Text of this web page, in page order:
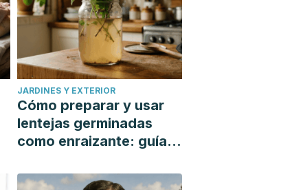
JARDINES Y EXTERIOR
Cómo preparar y usar
lentejas germinadas
como enraizante: guía